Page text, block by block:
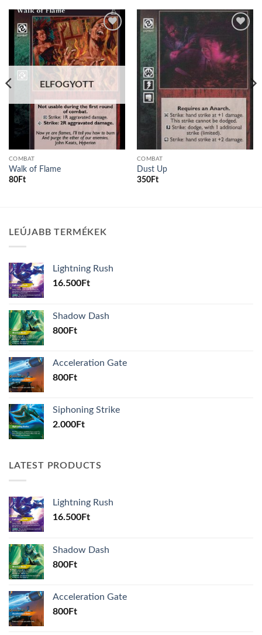
Add to
wishlist
ELFOGYOTT
COMBAT
Walk of Flame
80Ft
COMBAT
Dust Up
350Ft
LEÚJABB TERMÉKEK
Lightning Rush
16.500Ft
Shadow Dash
800Ft
Acceleration Gate
800Ft
Siphoning Strike
2.000Ft
LATEST PRODUCTS
Lightning Rush
16.500Ft
Shadow Dash
800Ft
Acceleration Gate
800Ft